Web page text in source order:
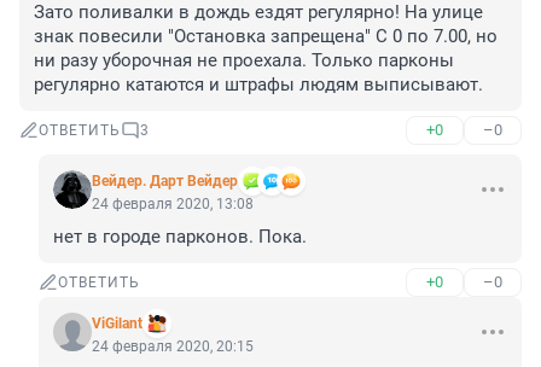
Зато поливалки в дождь ездят регулярно! На улице
знак повесили "Остановка запрещена" С 0 по 7.00, но
ни разу уборочная не проехала. Только парконы
регулярно катаются и штрафы людям выписывают.
ОТВЕТИТЬ 3 +0 –0
Вейдер. Дарт Вейдер
24 февраля 2020, 13:08
нет в городе парконов. Пока.
ОТВЕТИТЬ +0 –0
ViGilant
24 февраля 2020, 20:15